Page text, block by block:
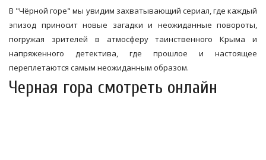
В "Чёрной горе" мы увидим захватывающий сериал, где каждый
эпизод приносит новые загадки и неожиданные повороты,
погружая зрителей в атмосферу таинственного Крыма и
напряженного детектива, где прошлое и настоящее
переплетаются самым неожиданным образом.
Черная гора смотреть онлайн